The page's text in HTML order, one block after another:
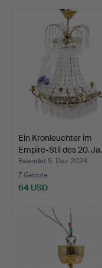
Ein Kronleuchter im
Empire-Stil des 20.
Beendet 5. Dez 2024
7 Gebote
64 USD